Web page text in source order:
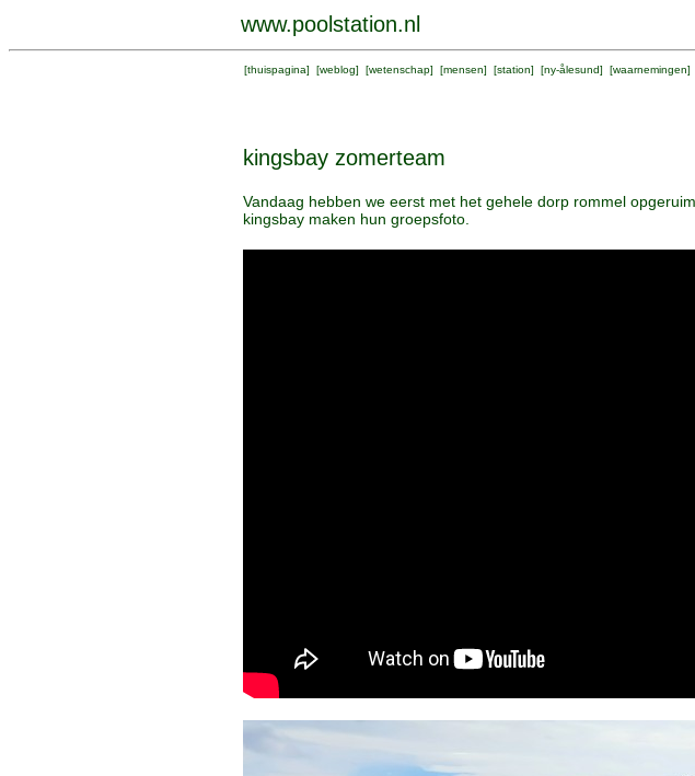
www.poolstation.nl
[thuispagina] [weblog] [wetenschap] [mensen] [station] [ny-ålesund] [waarnemingen]
kingsbay zomerteam
Vandaag hebben we eerst met het gehele dorp rommel
kingsbay maken hun groepsfoto.